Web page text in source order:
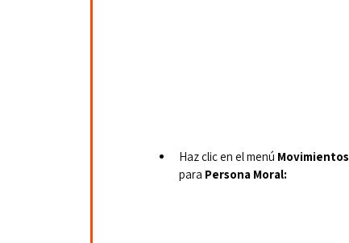
Haz clic en el menú Movimientos
para Persona Moral: